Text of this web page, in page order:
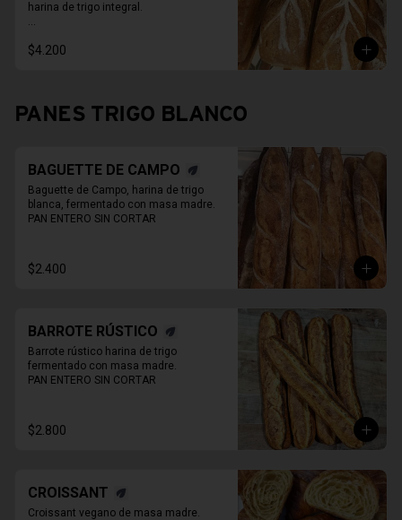
harina de trigo integral.
moldes de panes pueden cambiar.
$4.200
PANES TRIGO BLANCO
BAGUETTE DE CAMPO
Baguette de Campo, harina de trigo
blanca, fermentado con masa madre.
PAN ENTERO SIN CORTAR
$2.400
BARROTE RÚSTICO
Barrote rústico harina de trigo
fermentado con masa madre.
PAN ENTERO SIN CORTAR
$2.800
CROISSANT
Croissant vegano de masa madre.